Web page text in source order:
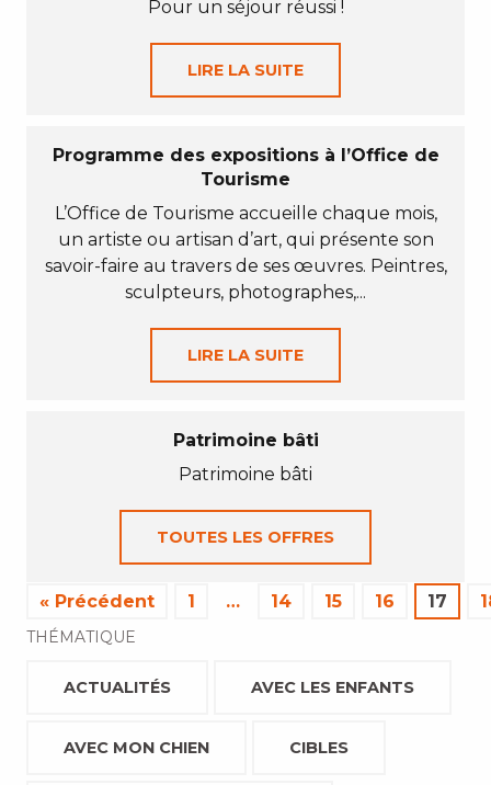
Pour un séjour réussi !
LIRE LA SUITE
Programme des expositions à l’Office de
Tourisme
L’Office de Tourisme accueille chaque mois,
un artiste ou artisan d’art, qui présente son
savoir-faire au travers de ses œuvres. Peintres,
sculpteurs, photographes,...
LIRE LA SUITE
Patrimoine bâti
Patrimoine bâti
TOUTES LES OFFRES
« Précédent 1 … 14 15 16 17
THÉMATIQUE
ACTUALITÉS AVEC LES ENFANTS
AVEC MON CHIEN CIBLES